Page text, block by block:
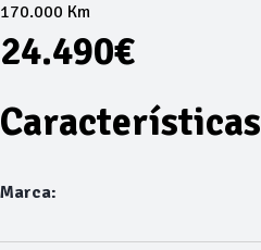
170.000 Km
24.490€
Características
Marca: